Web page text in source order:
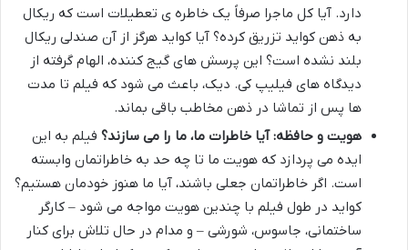
دارد. آیا کل ماجرا صرفاً یک خاطره ی تعطیلات است که ریکال
به ذهن کواید تزریق کرده؟ آیا کواید هرگز از آن صندلی ریکال
بلند نشده است؟ این پرسش های گیج کننده، الهام گرفته از
دیدگاه های فیلیپ کی. دیک، باعث می شود که فیلم تا مدت
ها پس از تماشا در ذهن مخاطب باقی بماند.
هویت و حافظه: آیا خاطرات ما، ما را می سازند؟ فیلم به این
ایده می پردازد که هویت ما تا چه حد به خاطراتمان وابسته
است. اگر خاطراتمان جعلی باشند، آیا ما هنوز خودمان هستیم؟
کواید در طول فیلم با چندین هویت مواجه می شود – کارگر
ساختمانی، جاسوس، شورشی – و مدام در حال تلاش برای کنار